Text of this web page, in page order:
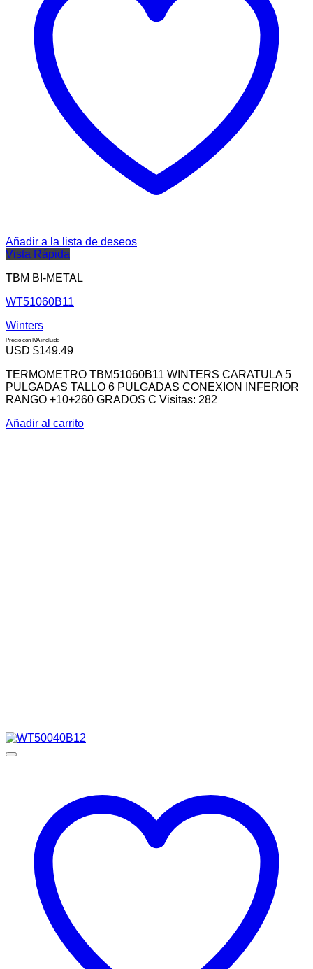
Añadir a la lista de deseos
Vista Rápida
TBM BI-METAL
WT51060B11
Winters
Precio con IVA incluido
USD $149.49
TERMOMETRO TBM51060B11 WINTERS CARATULA 5
PULGADAS TALLO 6 PULGADAS CONEXION INFERIOR
RANGO +10+260 GRADOS C Visitas: 282
Añadir al carrito